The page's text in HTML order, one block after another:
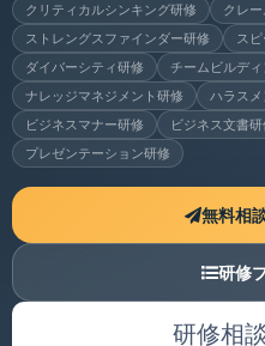
クリティカルシンキング研修
クレ
ストレングスファインダー研修
ス
ダイバーシティ研修
チームビルデ
ナレッジマネジメント研修
ハラス
ビジネスマナー研修
ビジネス文書
プレゼンテーション研修
無料相
研修
研修相